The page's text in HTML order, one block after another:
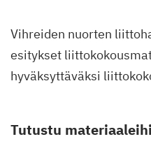
Vihreiden nuorten
esitykset
hyväksyttäväksi
Tutustu